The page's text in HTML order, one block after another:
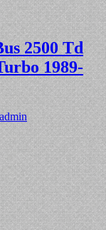
2500 Td
1989-
admin